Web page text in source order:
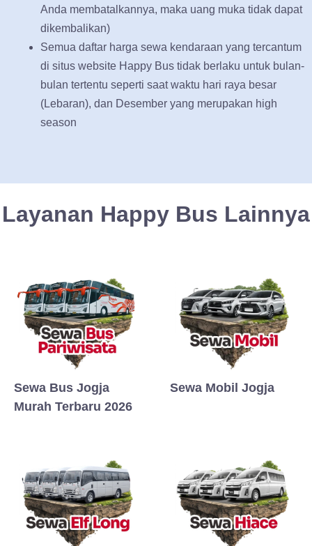
Anda membatalkannya, maka uang muka tidak dapat
dikembalikan)
Semua daftar harga sewa kendaraan yang tercantum
di situs website Happy Bus tidak berlaku untuk bulan-
bulan tertentu seperti saat waktu hari raya besar
(Lebaran), dan Desember yang merupakan high
season
Layanan Happy Bus Lainnya
Sewa Bus Jogja
Murah Terbaru 2026
Sewa Mobil Jogja